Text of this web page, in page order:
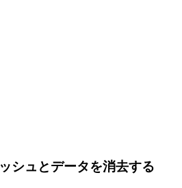
シュとデータを消去する